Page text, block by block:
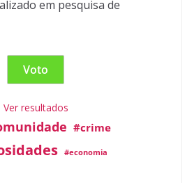
em pesquisa de
Ver resultados
#crime
#economia